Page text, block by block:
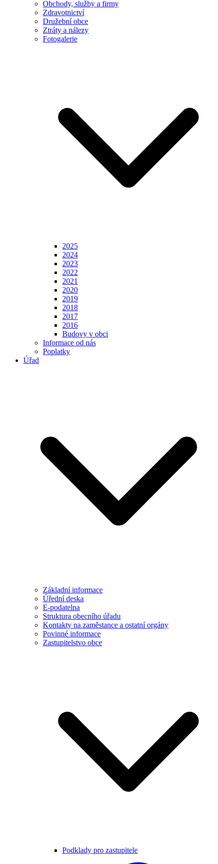
Obchody, služby a firmy
Zdravotnictví
Družební obce
Ztráty a nálezy
Fotogalerie
2025
2024
2023
2022
2021
2020
2019
2018
2017
2016
Budovy v obci
Informace od nás
Poplatky
Úřad
Základní informace
Úřední deska
E-podatelna
Struktura obecního úřadu
Kontakty na zaměstance a ostatní orgány
Povinné informace
Zastupitelstvo obce
Podklady pro zastupitele